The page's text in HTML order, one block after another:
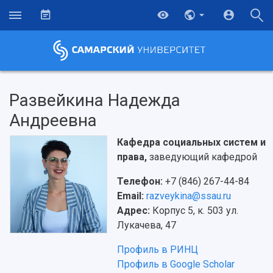
Развейкина Надежда
Андреевна
Кафедра социальных систем и
права,заведующий кафедрой
Телефон: +7 (846) 267-44-84
Email: razveykina@ssau.ru
Адрес: Корпус 5, к. 503 ул.
Лукачева, 47
Профиль в РИНЦ
Профиль в Google Scholar